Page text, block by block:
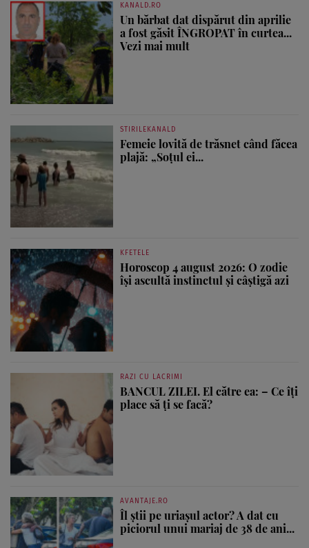
KANALD.RO
Un bărbat dat dispărut din aprilie
a fost găsit ÎNGROPAT în curtea...
Vezi mai mult
STIRILEKANALD
Femeie lovită de trăsnet când făcea
plajă: „Soțul ei...
KFETELE
Horoscop 4 august 2026: O zodie
își ascultă instinctul și câștigă azi
RAZI CU LACRIMI
BANCUL ZILEI. El către ea: – Ce îți
place să ți se facă?
AVANTAJE.RO
Îl știi pe uriașul actor? A dat cu
piciorul unui mariaj de 38 de ani...